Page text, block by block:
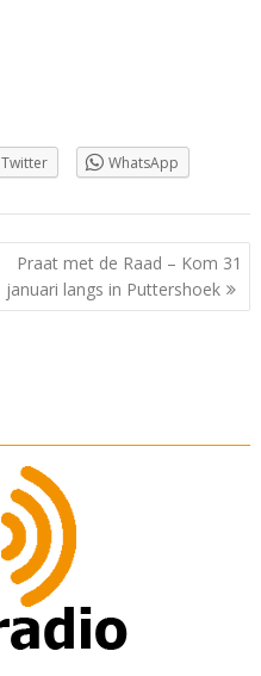
Twitter WhatsApp
Praat met de Raad – Kom 31
januari langs in Puttershoek